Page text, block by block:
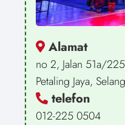
Alamat
no 2, Jalan 51a/
Petaling Jaya,
telefon
012-225 0504